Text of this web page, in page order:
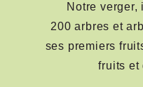
Notre
200 arbres et
ses premiers
fruits et